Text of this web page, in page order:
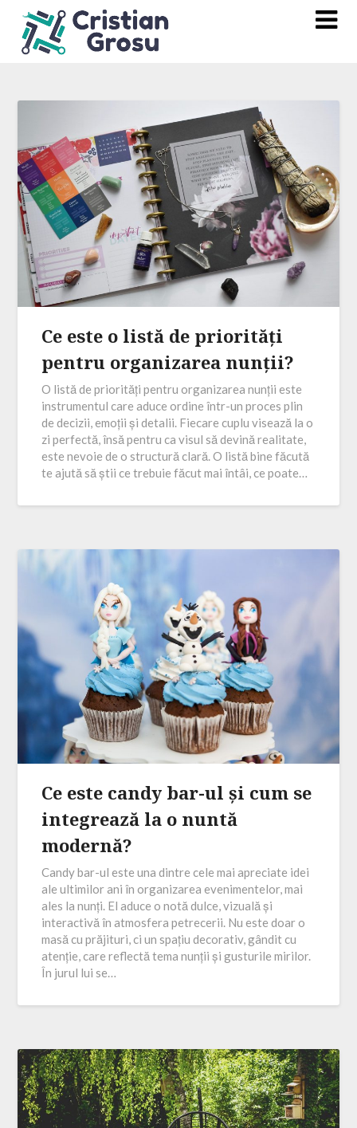
Ce este o listă de priorități
pentru organizarea nunții?
O listă de priorități pentru organizarea nunții este
instrumentul care aduce ordine într-un proces plin
de decizii, emoții și detalii. Fiecare cuplu visează la o
zi perfectă, însă pentru ca visul să devină realitate,
este nevoie de o structură clară. O listă bine făcută
te ajută să știi ce trebuie făcut mai întâi, ce poate…
Ce este candy bar-ul și cum se
integrează la o nuntă
modernă?
Candy bar-ul este una dintre cele mai apreciate idei
ale ultimilor ani în organizarea evenimentelor, mai
ales la nunți. El aduce o notă dulce, vizuală și
interactivă în atmosfera petrecerii. Nu este doar o
masă cu prăjituri, ci un spațiu decorativ, gândit cu
atenție, care reflectă tema nunții și gusturile mirilor.
În jurul lui se…